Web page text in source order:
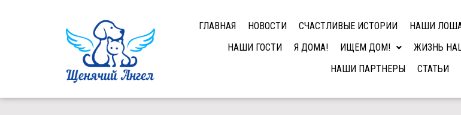
ГЛАВНАЯ НОВОСТИ СЧАСТЛИВЫЕ ИСТОРИИ НАШИ
НАШИ ГОСТИ
Я ДОМА! ИЩЕМ ДОМ! ЖИЗНЬ
НАШИ ПАРТНЕРЫ
СТАТЬИ